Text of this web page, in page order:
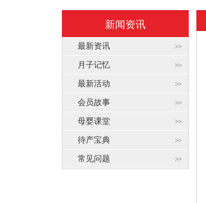
新闻资讯
最新资讯
月子记忆
最新活动
会员故事
母婴课堂
待产宝典
常见问题